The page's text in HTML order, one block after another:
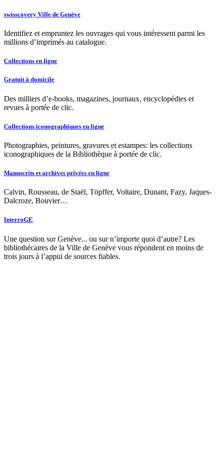
swisscovery Ville de Genève
Identifiez et empruntez les ouvrages qui vous intéressent parmi les
millions d’imprimés au catalogue.
Collections en ligne
Gratuit à domicile
Des milliers d’e-books, magazines, journaux, encyclopédies et
revues à portée de clic.
Collections iconographiques en ligne
Photographies, peintures, gravures et estampes: les collections
iconographiques de la Bibliothèque à portée de clic.
Manuscrits et archives privées en ligne
Calvin, Rousseau, de Staël, Töpffer, Voltaire, Dunant, Fazy, Jaques-
Dalcroze, Bouvier…
InterroGE
Une question sur Genève... ou sur n’importe quoi d’autre? Les
bibliothécaires de la Ville de Genève vous répondent en moins de
trois jours à l’appui de sources fiables.